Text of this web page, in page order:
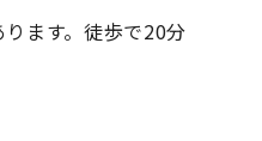
ます。徒歩で20分